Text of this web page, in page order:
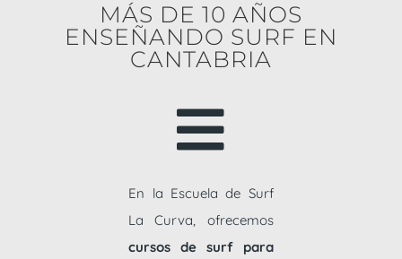
MÁS DE 10 AÑOS
ENSEÑANDO SURF EN
CANTABRIA

En la Escuela de Surf
La Curva, ofrecemos
cursos de surf para